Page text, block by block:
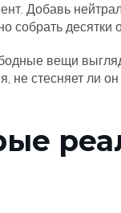
Добавь
собрать десятки
вещи
стесняет ли